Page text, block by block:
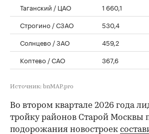
Таганский / ЦАО 1 660,1
Строгино / СЗАО
530,4
Солнцево / ЗАО
459,2
Коптево / САО
367,6
Источник: bnMAP.pro
Во втором квартале 2026 года
тройку районов Старой Москвы
подорожания новостроек